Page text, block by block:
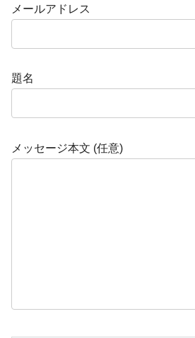
メールアドレス
題名
メッセージ本文 (任意)